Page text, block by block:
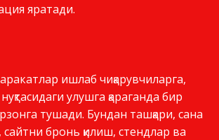
яратади.
ишлаб чиқарувчиларга,
улушга қараганда бир
тушади. Бундан ташқари, сана
бронь қилиш, стендлар ва